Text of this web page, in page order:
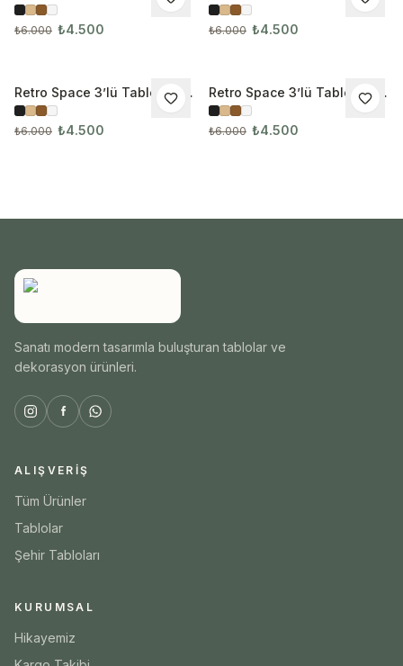
3’lü Tablo Seti
₺6.000 ₺4.500
Tablo Seti
₺6.000 ₺4.500
İNDIRIM
Retro Space 3’lü Tablo Seti
3295
₺6.000 ₺4.500
İNDIRIM
Retro Space 3’lü Tablo Seti
3296
₺6.000 ₺4.500
Sanatı modern tasarımla buluşturan tablolar ve
dekorasyon ürünleri.
ALIŞVERIŞ
Tüm Ürünler
Tablolar
Şehir Tabloları
KURUMSAL
Hikayemiz